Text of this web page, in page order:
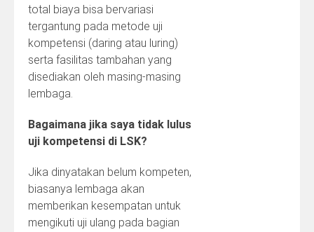
total biaya bisa bervariasi
tergantung pada metode uji
kompetensi (daring atau luring)
serta fasilitas tambahan yang
disediakan oleh masing-masing
lembaga.
Bagaimana jika saya tidak lulus
uji kompetensi di LSK?
Jika dinyatakan belum kompeten,
biasanya lembaga akan
memberikan kesempatan untuk
mengikuti uji ulang pada bagian